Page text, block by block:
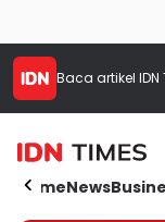
Baca artikel
HomeNews